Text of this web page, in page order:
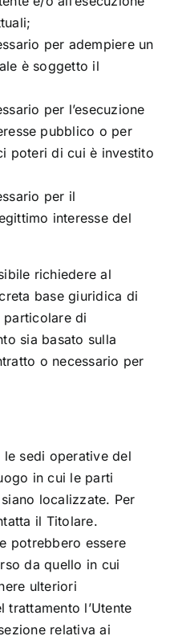
per adempiere un
è soggetto il
per l’esecuzione
pubblico o per
poteri di cui è investito
per il
interesse del
richiedere al
base giuridica di
particolare di
sia basato sulla
o necessario per
sedi operative del
in cui le parti
localizzate. Per
il Titolare.
potrebbero essere
da quello in cui
ulteriori
l’Utente
relativa ai